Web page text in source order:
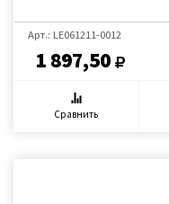
Арт.: LE061211-0012
1 897,50
Сравнить